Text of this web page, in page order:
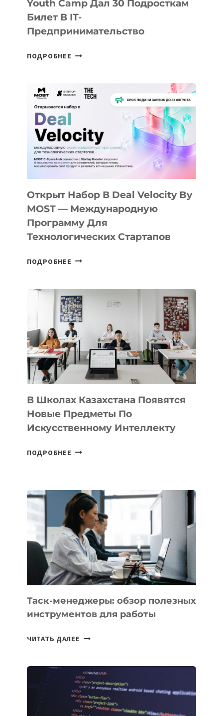
Youth Camp Дал 30 Подросткам
Билет В IT-
Предпринимательство
ПОДРОБНЕЕ ОТ
АЛМАТЫ:
AI
YOUTH
CAMP
ДАЛ
30
ПОДРОСТКАМ
БИЛЕТ
ПРЕДПРИНИМАТЕЛЬСТВО
Открыт Набор В Deal Velocity By
MOST — Международную
Программу Для
Технологических Стартапов
ПОДРОБНЕЕ ОТКРЫТ
DEAL
VELOCITY
BY
MOST
—
МЕЖДУНАРОДНУЮ
ПРОГРАММУ
ДЛЯ
ТЕХНОЛОГИЧЕСКИХ
В Школах Казахстана Появятся
Новые Предметы По
Искусственному Интеллекту
ПОДРОБНЕЕ В
НОВЫЕ
ПРЕДМЕТЫ
ПО
ИСКУССТВЕННОМУ
ИНТЕЛЛЕКТУ
Таск-менеджеры: обзор полезных
инструментов для работы
ЧИТАТЬ ДАЛЕЕ ТАСК-
ПОЛЕЗНЫХ
ИНСТРУМЕНТОВ
ДЛЯ
РАБОТЫ